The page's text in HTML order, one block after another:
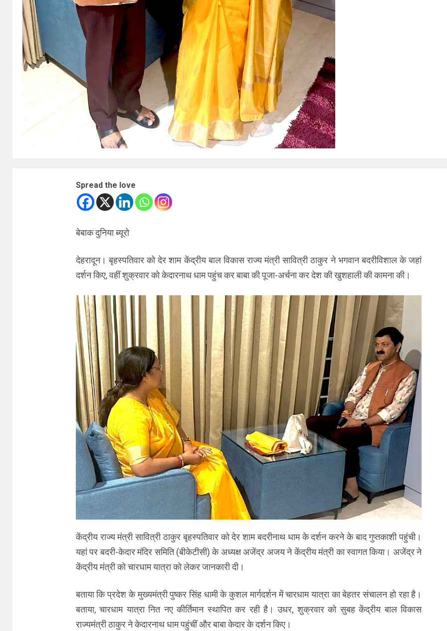
Spread the love
बेबाक दुनिया ब्यूरो
देहरादून। बृहस्पतिवार को देर शाम केंद्रीय बाल विकास राज्य मंत्री सावित्री ठाकुर ने भगवान बदरीविशाल के जहां
दर्शन किए, वहीं शुक्रवार को केदारनाथ धाम पहुंच कर बाबा की पूजा-अर्चना कर देश की खुशहाली की कामना की।
केंद्रीय राज्य मंत्री सावित्री ठाकुर बृहस्पतिवार को देर शाम बदरीनाथ धाम के दर्शन करने के बाद गुप्तकाशी पहुंची।
यहां पर बदरी-केदार मंदिर समिति (बीकेटीसी) के अध्यक्ष अजेंद्र अजय ने केंद्रीय मंत्री का स्वागत किया। अजेंद्र ने
केंद्रीय मंत्री को चारधाम यात्रा को लेकर जानकारी दी।
बताया कि प्रदेश के मुख्यमंत्री पुष्कर सिंह धामी के कुशल मार्गदर्शन में चारधाम यात्रा का बेहतर संचालन हो रहा है।
बताया, चारधाम यात्रा नित नए कीर्तिमान स्थापित कर रही है। उधर, शुक्रवार को सुबह केंद्रीय बाल विकास
राज्यमंत्री ठाकुर ने केदारनाथ धाम पहुंचीं और बाबा केदार के दर्शन किए।